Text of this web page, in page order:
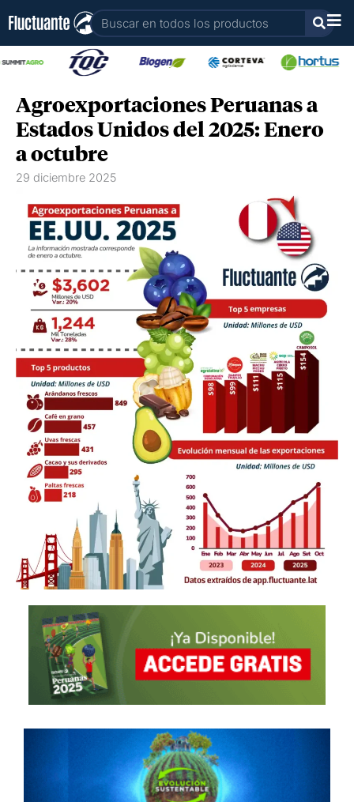
contenido
Buscar
Agroexportaciones Peruanas a
Estados Unidos del 2025: Enero
a octubre
29 diciembre 2025